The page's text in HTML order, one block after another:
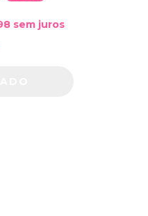
sem juros